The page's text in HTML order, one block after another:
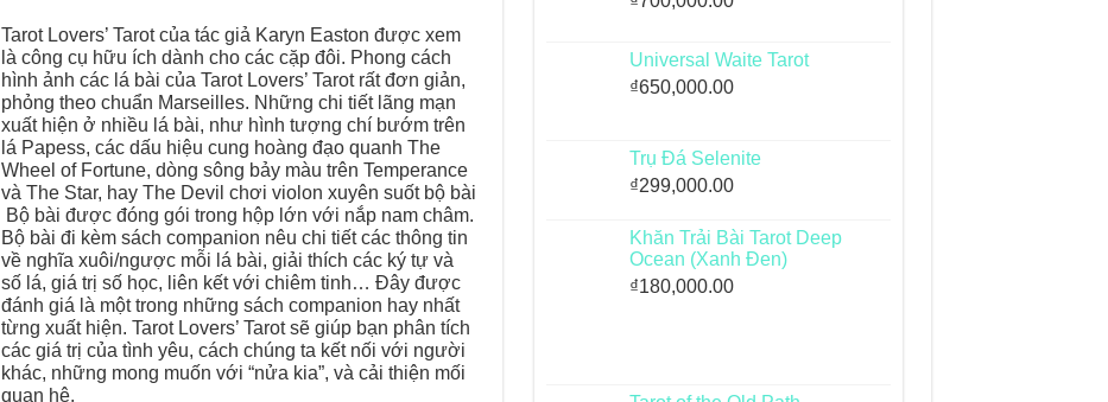
Tarot Lovers’ Tarot của tác giả Karyn Easton được xem
là công cụ hữu ích dành cho các cặp đôi. Phong cách
hình ảnh các lá bài của Tarot Lovers’ Tarot rất đơn giản,
phỏng theo chuẩn Marseilles. Những chi tiết lãng mạn
xuất hiện ở nhiều lá bài, như hình tượng chí bướm trên
lá Papess, các dấu hiệu cung hoàng đạo quanh The
Wheel of Fortune, dòng sông bảy màu trên Temperance
và The Star, hay The Devil chơi violon xuyên suốt bộ bài
Bộ bài được đóng gói trong hộp lớn với nắp nam châm.
Bộ bài đi kèm sách companion nêu chi tiết các thông tin
về nghĩa xuôi/ngược mỗi lá bài, giải thích các ký tự và
số lá, giá trị số học, liên kết với chiêm tinh… Đây được
đánh giá là một trong những sách companion hay nhất
từng xuất hiện. Tarot Lovers’ Tarot sẽ giúp bạn phân tích
các giá trị của tình yêu, cách chúng ta kết nối với người
khác, những mong muốn với “nửa kia”, và cải thiện mối
quan hệ.
Universal Waite Tarot
₫650,000.00
Trụ Đá Selenite
₫299,000.00
Khăn Trải Bài Tarot Deep
Ocean (Xanh Đen)
₫180,000.00